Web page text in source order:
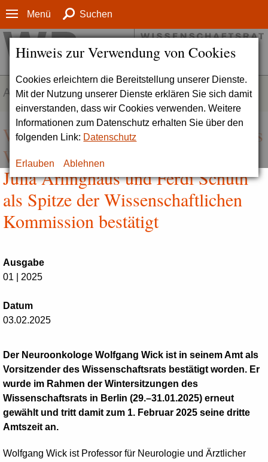
Hinweis zur Verwendung von Cookies
Cookies erleichtern die Bereitstellung unserer Dienste.
Mit der Nutzung unserer Dienste erklären Sie sich damit
einverstanden, dass wir Cookies verwenden. Weitere
Informationen zum Datenschutz erhalten Sie über den
folgenden Link: Datenschutz
Erlauben Ablehnen
Menü Suchen
AKTUELLES
Wolfgang Wick als Vorsitzender des
Wissenschaftsrats wiedergewählt |
Julia Arlinghaus und Ferdi Schüth
als Spitze der Wissenschaftlichen
Kommission bestätigt
Ausgabe
01 | 2025
Datum
03.02.2025
Der Neuroonkologe Wolfgang Wick ist in seinem Amt als
Vorsitzender des Wissenschaftsrats bestätigt worden. Er
wurde im Rahmen der Wintersitzungen des
Wissenschaftsrats in Berlin (29.–31.01.2025) erneut
gewählt und tritt damit zum 1. Februar 2025 seine dritte
Amtszeit an.
Wolfgang Wick ist Professor für Neurologie und Ärztlicher